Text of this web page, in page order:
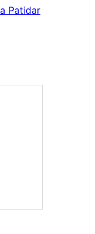
Patidar